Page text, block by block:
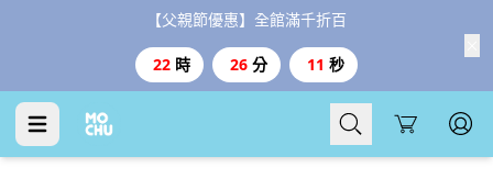
【父親節優惠】全館滿千折百
22 時 26 分 11 秒
Cart